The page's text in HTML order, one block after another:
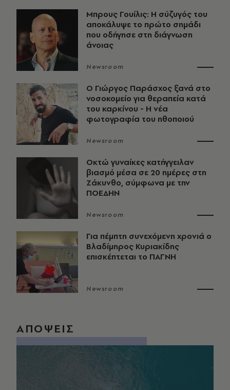
Μπρους Γουίλις: Η σύζυγός του
αποκάλυψε το πρώτο σημάδι
που οδήγησε στη διάγνωση
άνοιας
Newsroom
O Γιώργος Παράσχος ξανά στο
νοσοκομείο για θεραπεία κατά
του καρκίνου - Η νέα
φωτογραφία του ηθοποιού
Newsroom
Οκτώ γυναίκες κατήγγειλαν
βιασμό μέσα σε 20 ημέρες στη
Ζάκυνθο, σύμφωνα με την
ΠΟΕΔΗΝ
Newsroom
Για πέμπτη συνεχόμενη χρονιά ο
Βλαδίμηρος Κυριακίδης
επισκέπτεται το ΠΑΓΝΗ
Newsroom
ΑΠΟΨΕΙΣ